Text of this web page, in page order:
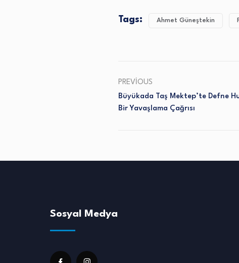
Tags: Ahmet Güneştekin
PREVIOUS
Büyükada Taş Mektep’te Defne
Bir Yavaşlama Çağrısı
Sosyal Medya